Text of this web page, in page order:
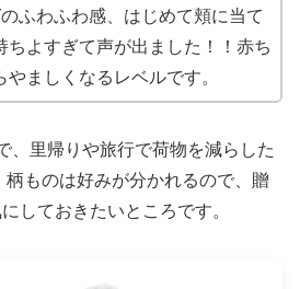
ふわふわ感、はじめて頬に当て
ちよすぎて声が出ました！！赤ち
やましくなるレベルです。
、里帰りや旅行で荷物を減らした
柄ものは好みが分かれるので、贈
しておきたいところです。